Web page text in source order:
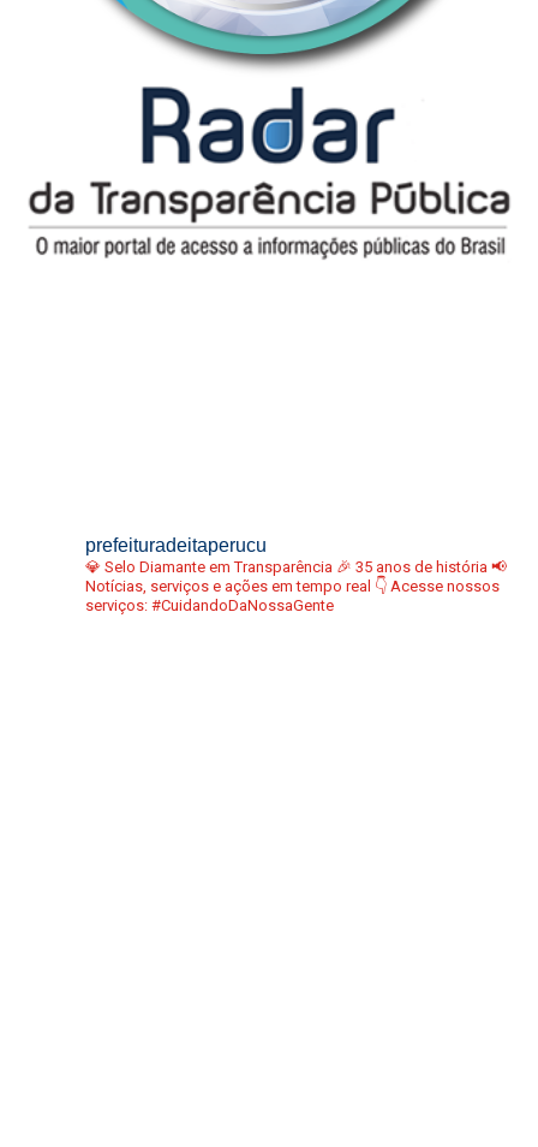
prefeituradeitaperucu
💎 Selo Diamante em Transparência 🎉 35 anos de história 📢
Notícias, serviços e ações em tempo real 👇 Acesse nossos
serviços: #CuidandoDaNossaGente